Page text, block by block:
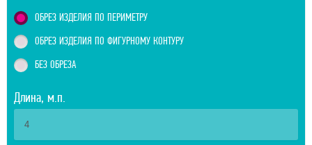
ОБРЕЗ ИЗДЕЛИЯ ПО ПЕРИМЕТРУ
ОБРЕЗ ИЗДЕЛИЯ ПО ФИГУРНОМУ КОНТУРУ
БЕЗ ОБРЕЗА
Длина, м.п.